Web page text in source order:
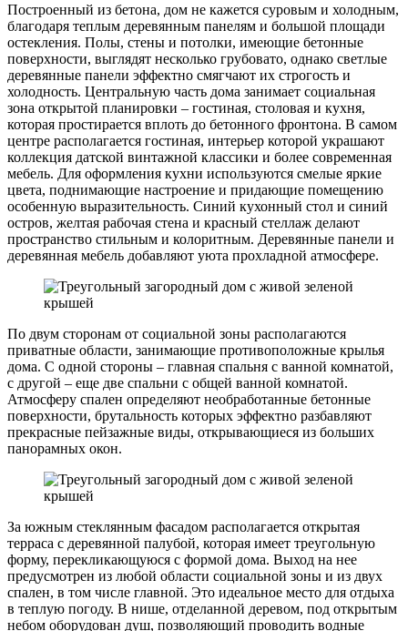
Построенный из бетона, дом не кажется суровым и холодным,
благодаря теплым деревянным панелям и большой площади
остекления. Полы, стены и потолки, имеющие бетонные
поверхности, выглядят несколько грубовато, однако светлые
деревянные панели эффектно смягчают их строгость и
холодность. Центральную часть дома занимает социальная
зона открытой планировки – гостиная, столовая и кухня,
которая простирается вплоть до бетонного фронтона. В самом
центре располагается гостиная, интерьер которой украшают
коллекция датской винтажной классики и более современная
мебель. Для оформления кухни используются смелые яркие
цвета, поднимающие настроение и придающие помещению
особенную выразительность. Синий кухонный стол и синий
остров, желтая рабочая стена и красный стеллаж делают
пространство стильным и колоритным. Деревянные панели и
деревянная мебель добавляют уюта прохладной атмосфере.
По двум сторонам от социальной зоны располагаются
приватные области, занимающие противоположные крылья
дома. С одной стороны – главная спальня с ванной комнатой,
с другой – еще две спальни с общей ванной комнатой.
Атмосферу спален определяют необработанные бетонные
поверхности, брутальность которых эффектно разбавляют
прекрасные пейзажные виды, открывающиеся из больших
панорамных окон.
За южным стеклянным фасадом располагается открытая
терраса с деревянной палубой, которая имеет треугольную
форму, перекликающуюся с формой дома. Выход на нее
предусмотрен из любой области социальной зоны и из двух
спален, в том числе главной. Это идеальное место для отдыха
в теплую погоду. В нише, отделанной деревом, под открытым
небом оборудован душ, позволяющий проводить водные